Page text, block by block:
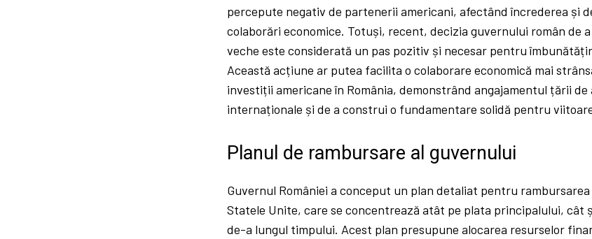
percepute negativ de partenerii americani, afectând încrederea și
colaborări economice. Totuși, recent, decizia guvernului român de
veche este considerată un pas pozitiv și necesar pentru
Această acțiune ar putea facilita o colaborare economică mai
investiții americane în România, demonstrând angajamentul țării
internaționale și de a construi o fundamentare solidă pentru
Planul de rambursare al guvernului
Guvernul României a conceput un plan detaliat pentru
Statele Unite, care se concentrează atât pe plata principalului, cât
de-a lungul timpului. Acest plan presupune alocarea resurselor